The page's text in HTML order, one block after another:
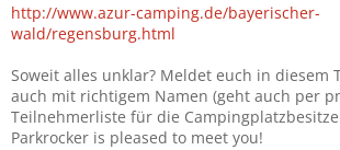
http://www.azur-camping.de/bayerischer-
wald/regensburg.html
Soweit alles unklar? Meldet euch in diesem
auch mit richtigem Namen (geht auch per
Teilnehmerliste für die
Parkrocker is pleased to meet you!